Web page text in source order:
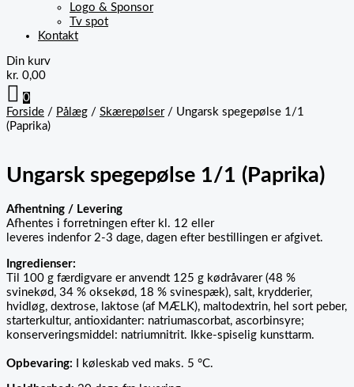
Logo & Sponsor
Tv spot
Kontakt
Din kurv
kr. 0,00
0
Forside / Pålæg / Skærepølser/ Ungarsk spegepølse 1/1
(Paprika)
Ungarsk spegepølse 1/1 (Paprika)
Afhentning / Levering
Afhentes i forretningen efter kl. 12 eller
leveres indenfor 2-3 dage, dagen efter bestillingen er afgivet.
Ingredienser:
Til 100 g færdigvare er anvendt 125 g kødråvarer (48 %
svinekød, 34 % oksekød, 18 % svinespæk), salt, krydderier,
hvidløg, dextrose, laktose (af MÆLK), maltodextrin, hel sort peber,
starterkultur, antioxidanter: natriumascorbat, ascorbinsyre;
konserveringsmiddel: natriumnitrit. Ikke-spiselig kunsttarm.
Opbevaring: I køleskab ved maks. 5 °C.